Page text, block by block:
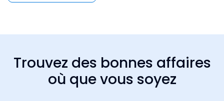
Trouvez des bonnes affaires
où que vous soyez